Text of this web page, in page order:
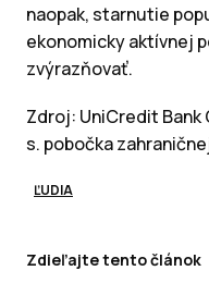
naopak, starnutie
ekonomicky aktívnej
zvýrazňovať.
Zdroj: UniCredit Bank
s. pobočka
ĽUDIA
Zdieľajte tento článok